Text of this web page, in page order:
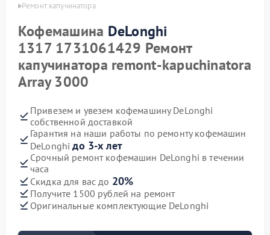
Ремонт капучинатора
Кофемашина DeLonghi
1317 1731061429 Ремонт
капучинатора remont-kapuchinatora
Array 3000
Привезем и увезем кофемашину DeLonghi
собственной доставкой
Гарантия на наши работы по ремонту кофемашин
DeLonghiдо 3-х лет
Срочный ремонт кофемашин DeLonghi в течении
часа
Скидка для вас до 20%
Получите 1500 рублей на ремонт
Оригинальные комплектующие DeLonghi